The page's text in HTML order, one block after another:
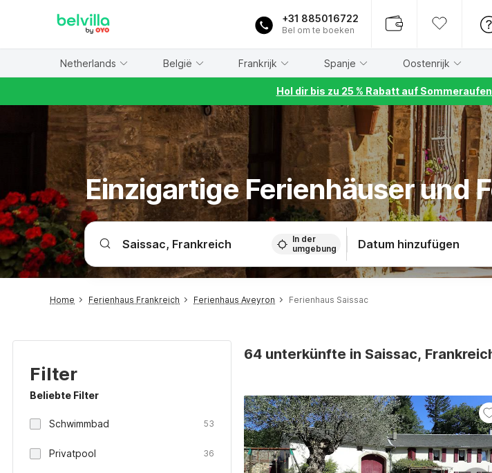
+31 885016722
Bel om te boeken
Netherlands België Frankrijk Spanje Oostenrijk
Hol dir bis zu 25 % Rabatt auf
Einzigartige Ferienhäuser und
In der
umgebung
Datum hinzufügen
Home Ferienhaus Frankreich Ferienhaus Aveyron Ferienhaus Saissac
Filter
Beliebte Filter
Schwimmbad 53
Privatpool 36
64 unterkünfte in Saissac,